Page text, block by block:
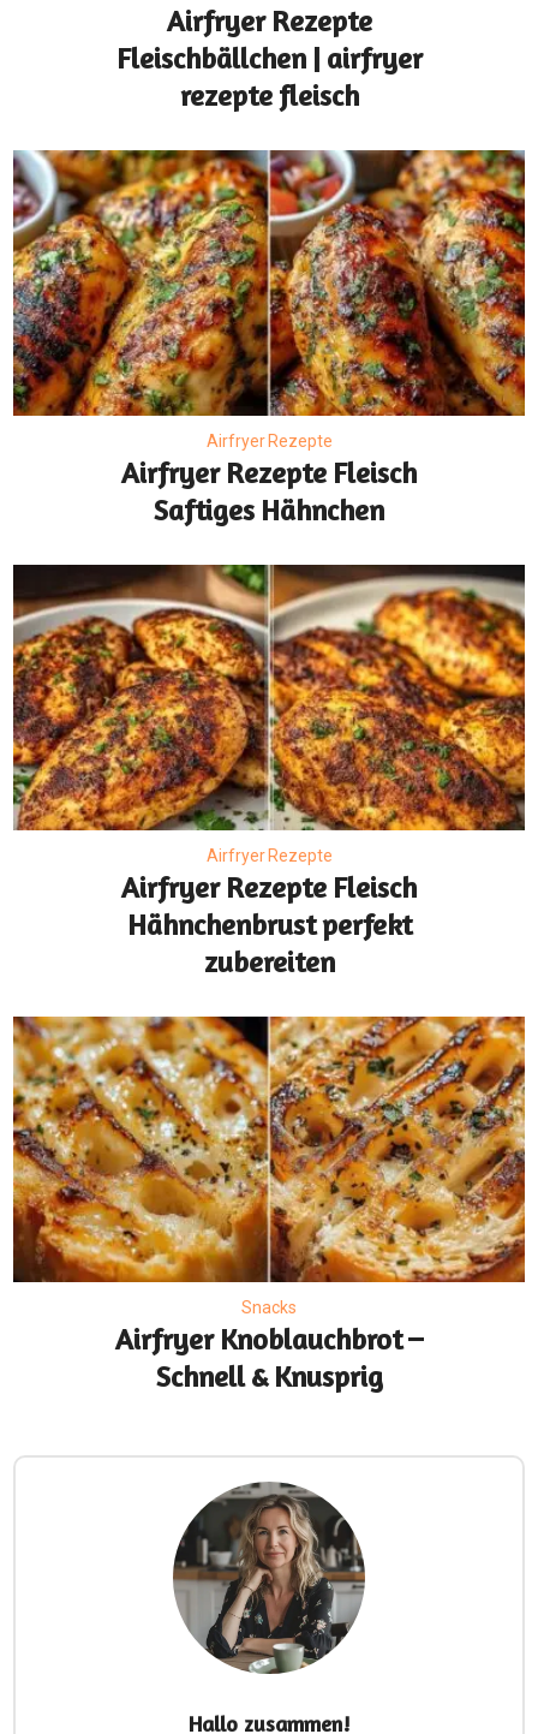
Airfryer Rezepte
Fleischbällchen | airfryer
rezepte fleisch
Airfryer Rezepte
Airfryer Rezepte Fleisch
Saftiges Hähnchen
Airfryer Rezepte
Airfryer Rezepte Fleisch
Hähnchenbrust perfekt
zubereiten
Snacks
Airfryer Knoblauchbrot –
Schnell & Knusprig
Hallo zusammen!